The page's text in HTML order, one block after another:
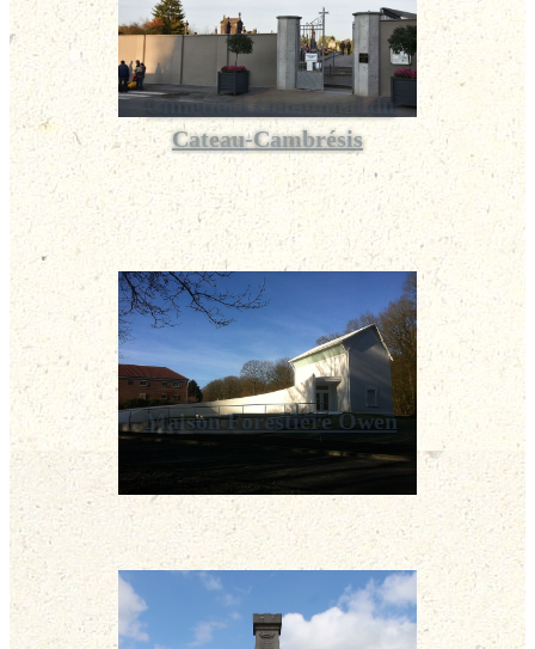
Cimetière communal du
Cateau-Cambrésis
Maison Forestière Owen